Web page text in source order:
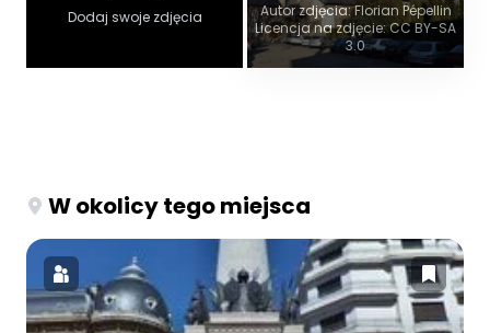
Dodaj swoje zdjęcia
Autor zdjęcia: Florian Pépellin
Licencja na zdjęcie: CC BY-SA
3.0
W okolicy tego miejsca